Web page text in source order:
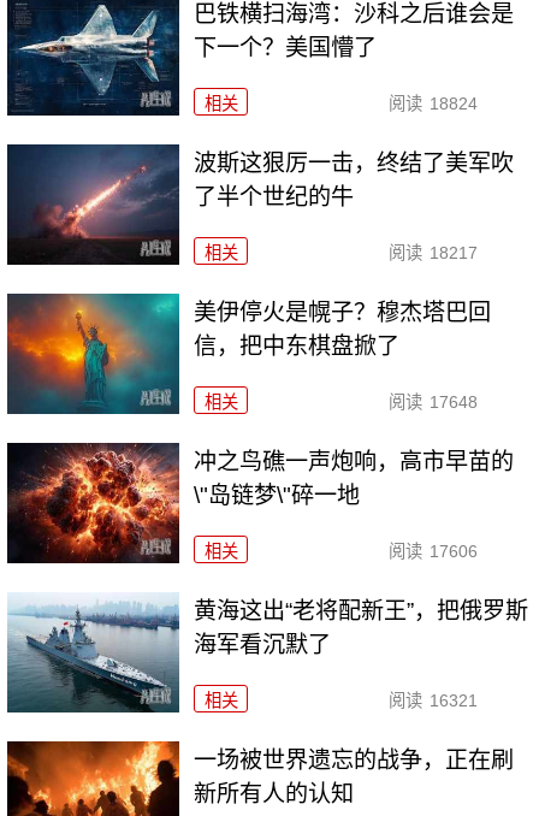
巴铁横扫海湾：沙科之后谁会是
下一个？美国懵了
相关 阅读 18824
波斯这狠厉一击，终结了美军吹
了半个世纪的牛
相关 阅读 18217
美伊停火是幌子？穆杰塔巴回
信，把中东棋盘掀了
相关 阅读 17648
冲之鸟礁一声炮响，高市早苗的
\"岛链梦\"碎一地
相关 阅读 17606
黄海这出“老将配新王”，把俄罗斯
海军看沉默了
相关 阅读 16321
一场被世界遗忘的战争，正在刷
新所有人的认知